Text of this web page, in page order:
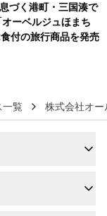
ィーチャーしたアニ
～
づく港町・三国湊で
オーベルジュほまち
付の旅行商品を発売
一覧 株式会社オ